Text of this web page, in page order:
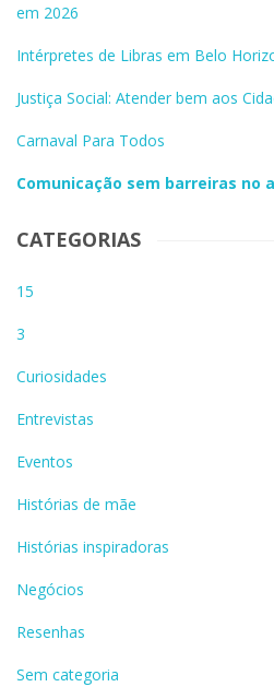
em 2026
Intérpretes de Libras em Belo
Justiça Social: Atender bem aos
Carnaval Para Todos
Comunicação sem barreiras no
CATEGORIAS
15
3
Curiosidades
Entrevistas
Eventos
Histórias de mãe
Histórias inspiradoras
Negócios
Resenhas
Sem categoria